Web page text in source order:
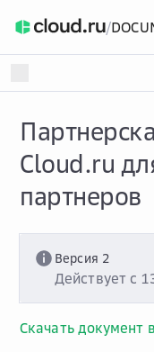
/
Cloud.ru
партнеров
Версия 2
Действует с
Скачать документ